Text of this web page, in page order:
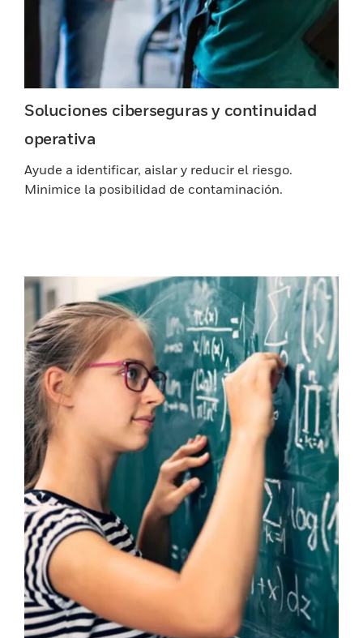
Soluciones ciberseguras y continuidad
operativa
Ayude a identificar, aislar y reducir el riesgo.
Minimice la posibilidad de contaminación.